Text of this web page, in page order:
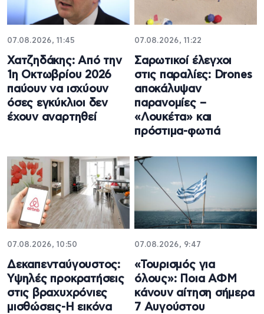
07.08.2026, 11:45
Χατζηδάκης: Από την
1η Οκτωβρίου 2026
παύουν να ισχύουν
όσες εγκύκλιοι δεν
έχουν αναρτηθεί
07.08.2026, 11:22
Σαρωτικοί έλεγχοι
στις παραλίες: Drones
αποκάλυψαν
παρανομίες –
«Λουκέτα» και
πρόστιμα-φωτιά
07.08.2026, 10:50
Δεκαπενταύγουστος:
Υψηλές προκρατήσεις
στις βραχυχρόνιες
μισθώσεις-Η εικόνα
07.08.2026, 9:47
«Τουρισμός για
όλους»: Ποια ΑΦΜ
κάνουν αίτηση σήμερα
7 Αυγούστου